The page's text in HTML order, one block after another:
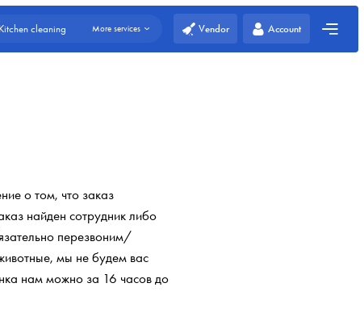
Kitchen cleaning More services Vendor Account
о том, что заказ
найден сотрудник либо
перезвоним/
мы не будем вас
нам можно за 16 часов до